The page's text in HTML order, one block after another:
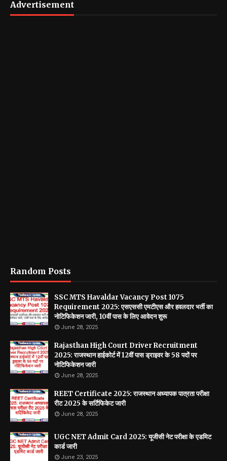
Advertisement
Random Posts
SSC MTS Havaldar Vacancy Post 1075
Requirement 2025: एसएससी एमटीएस और हवलदार भर्ती का
नोटिफिकेशन जारी, 10वीं पास के लिए आवेदन शुरू
June 28, 2025
Rajasthan High Court Driver Recruitment
2025: राजस्थान हाईकोर्ट में 12वीं पास ड्राइवर के 58 पदों पर
नोटिफिकेशन जारी
June 28, 2025
REET Certificate 2025: राजस्थान अध्यापक पात्रता परीक्षा
रीट 2025 के सर्टिफिकेट जारी
June 28, 2025
UGC NET Admit Card 2025: यूजीसी नेट परीक्षा के एडमिट
कार्ड जारी
June 23, 2025